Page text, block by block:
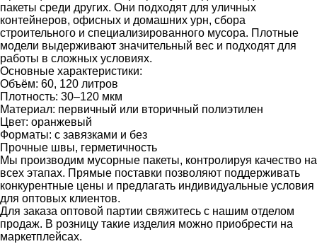
пакеты среди других. Они подходят для уличных
контейнеров, офисных и домашних урн, сбора
строительного и специализированного мусора. Плотные
модели выдерживают значительный вес и подходят для
работы в сложных условиях.
Основные характеристики:
Объём: 60, 120 литров
Плотность: 30–120 мкм
Материал: первичный или вторичный полиэтилен
Цвет: оранжевый
Форматы: с завязками и без
Прочные швы, герметичность
Мы производим мусорные пакеты, контролируя качество на
всех этапах. Прямые поставки позволяют поддерживать
конкурентные цены и предлагать индивидуальные условия
для оптовых клиентов.
Для заказа оптовой партии свяжитесь с нашим отделом
продаж. В розницу такие изделия можно приобрести на
маркетплейсах.